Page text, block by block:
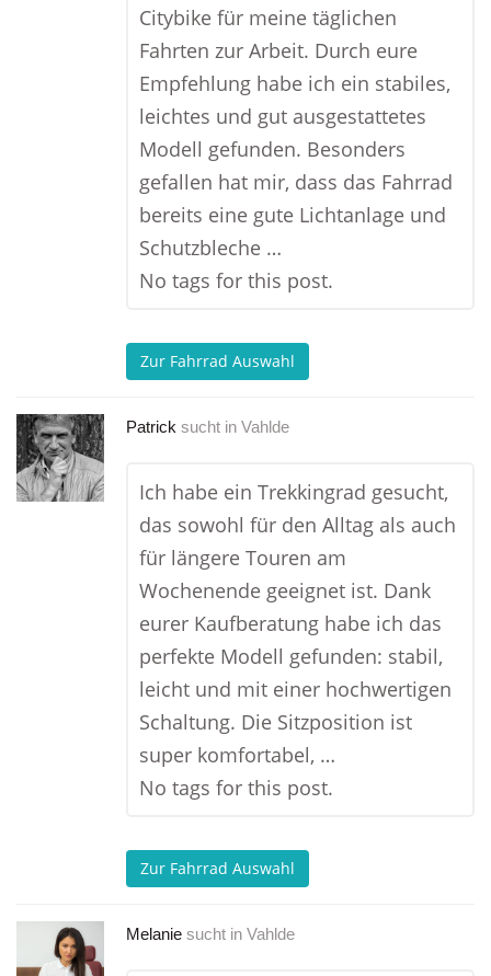
Citybike für meine täglichen
Fahrten zur Arbeit. Durch eure
Empfehlung habe ich ein stabiles,
leichtes und gut ausgestattetes
Modell gefunden. Besonders
gefallen hat mir, dass das Fahrrad
bereits eine gute Lichtanlage und
Schutzbleche …
No tags for this post.
Zur Fahrrad Auswahl
Patrick sucht in Vahlde
Ich habe ein Trekkingrad gesucht,
das sowohl für den Alltag als auch
für längere Touren am
Wochenende geeignet ist. Dank
eurer Kaufberatung habe ich das
perfekte Modell gefunden: stabil,
leicht und mit einer hochwertigen
Schaltung. Die Sitzposition ist
super komfortabel, …
No tags for this post.
Zur Fahrrad Auswahl
Melanie sucht in Vahlde